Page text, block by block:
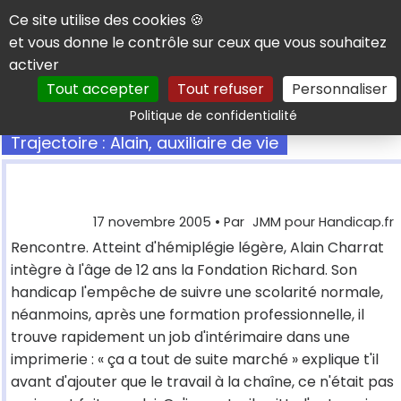
Panneau de gestion des cookies
Ce site utilise des cookies 🍪
et vous donne le contrôle sur ceux que vous souhaitez
activer
Tout accepter
Tout refuser Personnaliser
Politique de confidentialitéRechercher
Trajectoire : Alain, auxiliaire de vie
17 novembre 2005 • Par JMM pour Handicap.fr
Rencontre. Atteint d'hémiplégie légère, Alain Charrat
intègre à l'âge de 12 ans la Fondation Richard. Son
handicap l'empêche de suivre une scolarité normale,
néanmoins, après une formation professionnelle, il
trouve rapidement un job d'intérimaire dans une
imprimerie : « ça a tout de suite marché » explique t'il
avant d'ajouter que le travail à la chaîne, ce n'était pas